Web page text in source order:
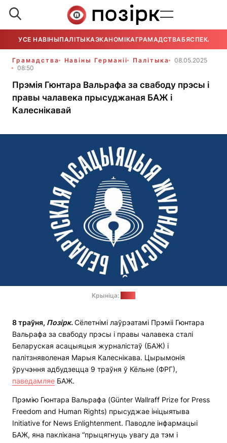
УСЕ НАВІНЫПАЛІТЫКАЭКАНОМІКАГРАМАДСТВАБЯСПЕКА
Грамадства Навіны Германіі Палітыка
08.05.2025
08:50
Прэмія Гюнтара Вальрафа за свабоду прэсы і
правы чалавека прысуджаная БАЖ і
Калеснікавай
Крыніца:
8 траўня, Позірк.Сёлетнімі лаўрэатамі Прэміі Гюнтара
Вальрафа за свабоду прэсы і правы чалавека сталі
Беларуская асацыяцыя журналістаў (БАЖ) і
палітзняволеная Марыя Калеснікава. Цырымонія
ўручэння адбудзецца 9 траўня ў Кёльне (ФРГ),
паведамляе БАЖ.
Прэмію Гюнтара Вальрафа (Günter Wallraff Prize for Press
Freedom and Human Rights) прысуджае ініцыятыва
Initiative for News Enlightenment. Паводле інфармацыі
БАЖ, яна паклікана “прыцягнуць увагу да тэм і